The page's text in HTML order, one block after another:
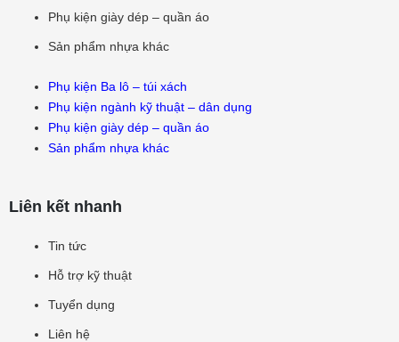
Phụ kiện giày dép – quần áo
Sản phẩm nhựa khác
Phụ kiện Ba lô – túi xách
Phụ kiện ngành kỹ thuật – dân dụng
Phụ kiện giày dép – quần áo
Sản phẩm nhựa khác
Liên kết nhanh
Tin tức
Hỗ trợ kỹ thuật
Tuyển dụng
Liên hệ